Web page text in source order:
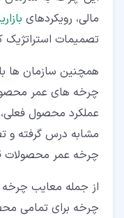
مالی، رویکردهای
تصمیمات
همچنین سازمان ­ها
چرخه­ های عمر
عملکرد محصول
مشابه درس گرفته و
چرخه عمر محصولات
از جمله معایب
چرخه برای تمامی